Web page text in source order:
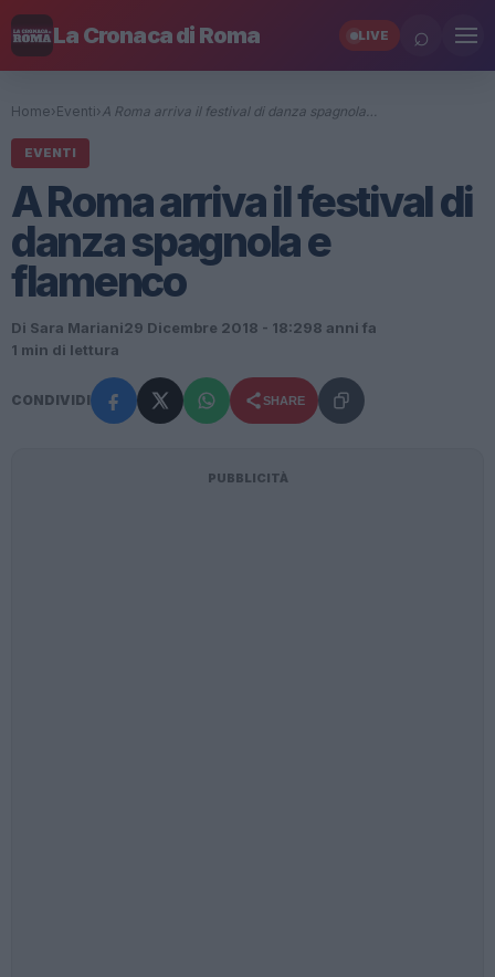
La Cronaca di Roma LIVE ⌕
Home› Eventi› A Roma arriva il festival di danza spagnola…
EVENTI
A Roma arriva il festival di
danza spagnola e
flamenco
Di Sara Mariani29 Dicembre 2018 - 18:298 anni fa
1 min di lettura
CONDIVIDI SHARE
PUBBLICITÀ